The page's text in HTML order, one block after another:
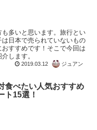
多いと思います。旅行とい
日本で売られていないもの
すすめです！そこで今回は
します。
2019.03.12 ジュアン
食べたい人気おすすめ
ト15選！